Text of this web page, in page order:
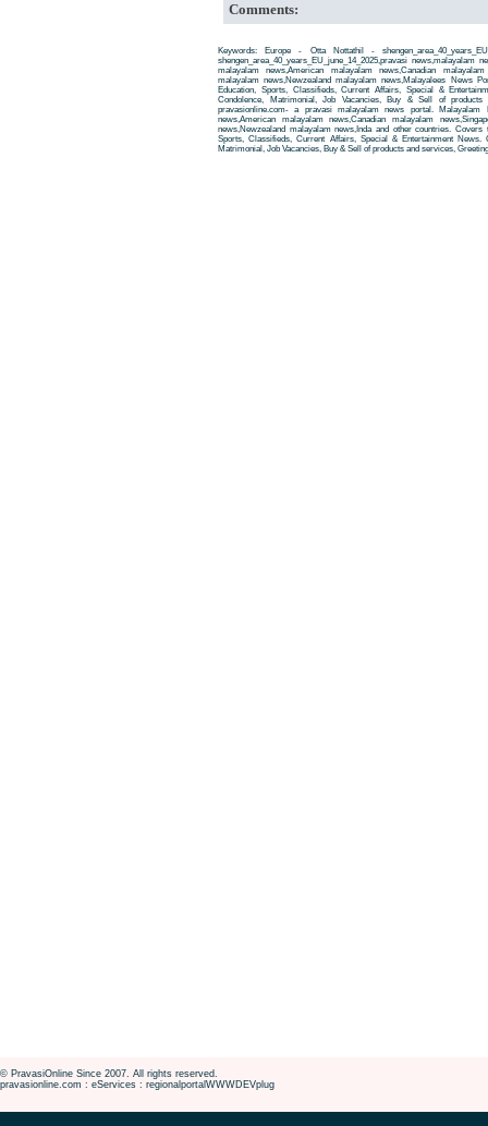
Comments:
Keywords: Europe - Otta Nottathil -
shengen_area_40_years_EU_june_14_2025,pravasi news,malayalam
malayalam news,American malayalam news,Canadian
malayalam news,Newzealand malayalam news,Malayalees News
Education, Sports, Classifieds, Current Affairs, Special &
Condolence, Matrimonial, Job Vacancies, Buy & Sell of
pravasionline.com- a pravasi malayalam news portal. Malayalam
news,American malayalam news,Canadian malayalam
news,Newzealand malayalam news,Inda and other countries.
Sports, Classifieds, Current Affairs, Special & Entertainment News.
Matrimonial, Job Vacancies, Buy & Sell of products and services,
© PravasiOnline Since 2007. All rights reserved.
pravasionline.com : eServices : regionalportalWWWDEVplug